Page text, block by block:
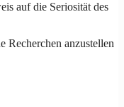
auf die Seriosität des
Recherchen anzustellen